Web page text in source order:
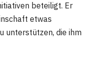
beteiligt. Er
etwas
unterstützen, die ihm